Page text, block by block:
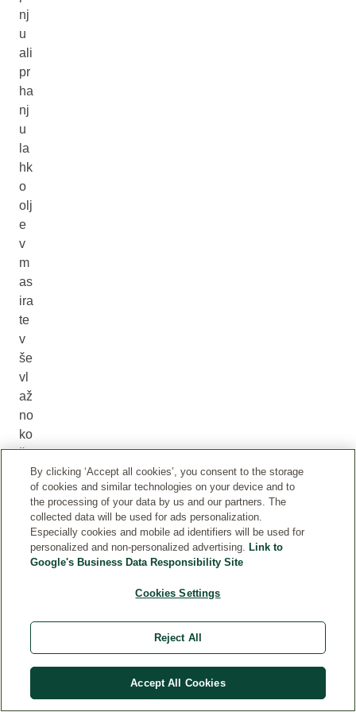
nj
u
ali
pr
ha
nj
u
la
hk
o
olj
e
v
m
as
ira
te
v
še
vl
až
no
ko
žo
bo
bo
eh
ad
By clicking ‘Accept all cookies’, you consent to the storage
of cookies and similar technologies on your device and to
the processing of your data by us and our partners. The
collected data will be used for ads personalization.
Especially cookies and mobile ad identifiers will be used for
personalized and non-personalized advertising. Link to
Google's Business Data Responsibility Site
Cookies Settings
Reject All
Accept All Cookies